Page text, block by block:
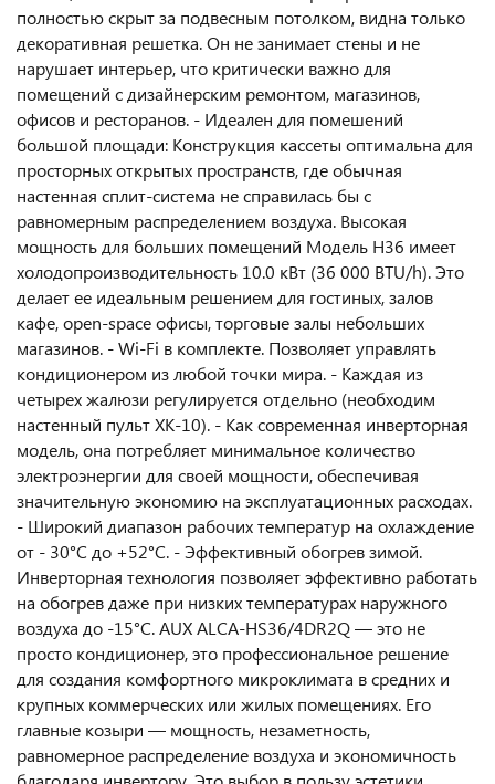
полностью скрыт за подвесным потолком, видна только
декоративная решетка. Он не занимает стены и не
нарушает интерьер, что критически важно для
помещений с дизайнерским ремонтом, магазинов,
офисов и ресторанов. - Идеален для помешений
большой площади: Конструкция кассеты оптимальна для
просторных открытых пространств, где обычная
настенная сплит-система не справилась бы с
равномерным распределением воздуха. Высокая
мощность для больших помещений Модель H36 имеет
холодопроизводительность 10.0 кВт (36 000 BTU/h). Это
делает ее идеальным решением для гостиных, залов
кафе, open-space офисы, торговые залы небольших
магазинов. - Wi-Fi в комплекте. Позволяет управлять
кондиционером из любой точки мира. - Каждая из
четырех жалюзи регулируется отдельно (необходим
настенный пульт XK-10). - Как современная инверторная
модель, она потребляет минимальное количество
электроэнергии для своей мощности, обеспечивая
значительную экономию на эксплуатационных расходах.
- Широкий диапазон рабочих температур на охлаждение
от - 30°С до +52°С. - Эффективный обогрев зимой.
Инверторная технология позволяет эффективно работать
на обогрев даже при низких температурах наружного
воздуха до -15°C. AUX ALCA-HS36/4DR2Q — это не
просто кондиционер, это профессиональное решение
для создания комфортного микроклимата в средних и
крупных коммерческих или жилых помещениях. Его
главные козыри — мощность, незаметность,
равномерное распределение воздуха и экономичность